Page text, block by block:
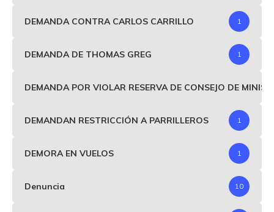
DEMANDA CONTRA CARLOS CARRILLO 1
DEMANDA DE THOMAS GREG 1
DEMANDA POR VIOLAR RESERVA DE CONSEJO DE
DEMANDAN RESTRICCIÓN A PARRILLEROS 1
DEMORA EN VUELOS 1
Denuncia 10